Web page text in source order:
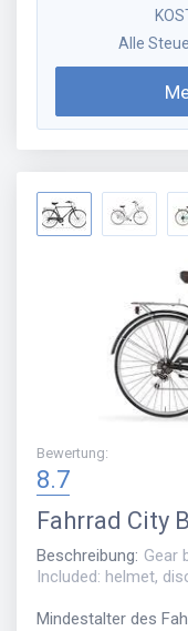
Alle
Bewertung:
8.7
Fahrrad City
Beschreibung: Gear
Included: helmet,
Mindestalter des